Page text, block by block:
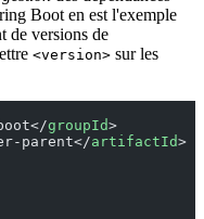
Boot en est l'exemple
de versions de
<version> sur les
groupId>
parent</artifactId>